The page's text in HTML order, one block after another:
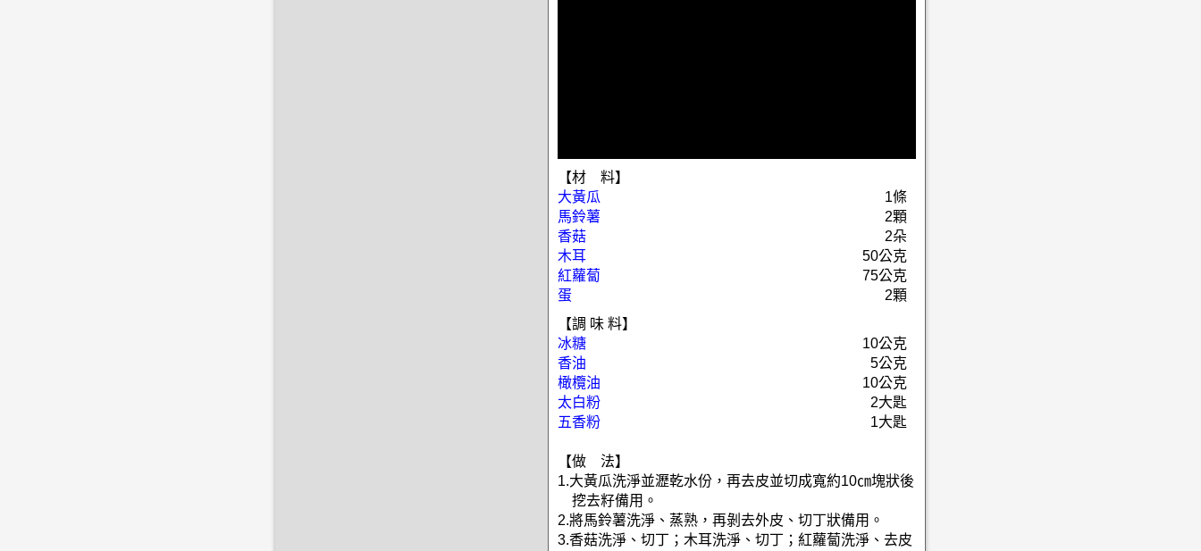
【材 料】
大黃瓜
1條
馬鈴薯
2顆
香菇
2朵
木耳
50公克
紅蘿蔔
75公克
蛋
2顆
【調 味 料】
冰糖
10公克
香油
5公克
橄欖油
10公克
太白粉
2大匙
五香粉
1大匙
【做 法】
1.大黃瓜洗淨並瀝乾水份，再去皮並切成寬約10㎝塊狀後
挖去籽備用。
2.將馬鈴薯洗淨、蒸熟，再剝去外皮、切丁狀備用。
3.香菇洗淨、切丁；木耳洗淨、切丁；紅蘿蔔洗淨、去皮